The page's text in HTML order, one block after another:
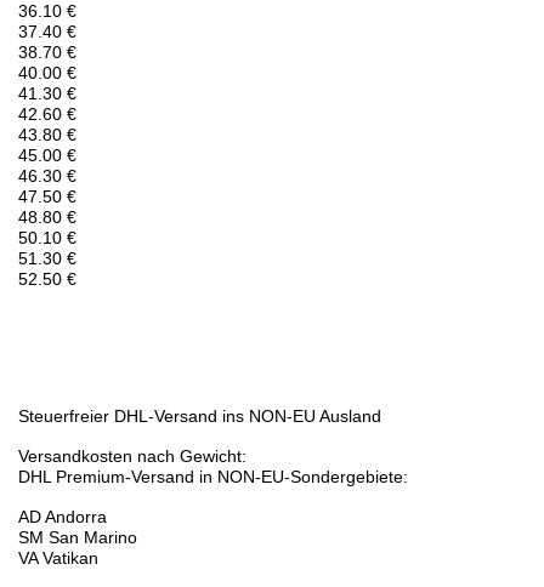
36.10 €
37.40 €
38.70 €
40.00 €
41.30 €
42.60 €
43.80 €
45.00 €
46.30 €
47.50 €
48.80 €
50.10 €
51.30 €
52.50 €
Steuerfreier DHL-Versand ins NON-EU Ausland
Versandkosten nach Gewicht:
DHL Premium-Versand in NON-EU-Sondergebiete:
AD Andorra
SM San Marino
VA Vatikan